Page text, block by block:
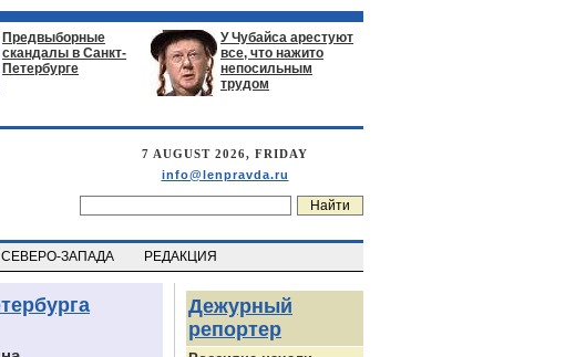
Предвыборные
скандалы в Санкт-
Петербурге
У Чубайса арестуют
все, что нажито
непосильным
трудом
7 AUGUST 2026, FRIDAY
info@lenpravda.ru
ЗАПАДА РЕДАКЦИЯ
Дежурный
репортер